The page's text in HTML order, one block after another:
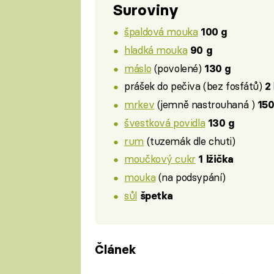
Suroviny
špaldová mouka 100 g
hladká mouka 90 g
máslo (povolené) 130 g
prášek do pečiva (bez fosfátů) 2
mrkev (jemně nastrouhaná )
švestková povidla 130 g
rum(tuzemák dle chuti)
moučkový cukr 1 lžička
mouka(na podsypání)
sůl špetka
Článek